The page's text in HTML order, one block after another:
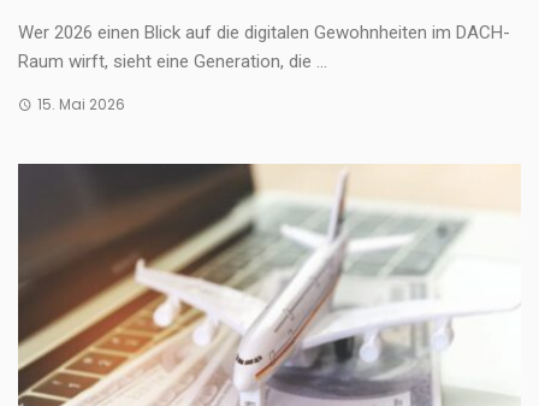
Wer 2026 einen Blick auf die digitalen Gewohnheiten im DACH-
Raum wirft, sieht eine Generation, die ...
15. Mai 2026